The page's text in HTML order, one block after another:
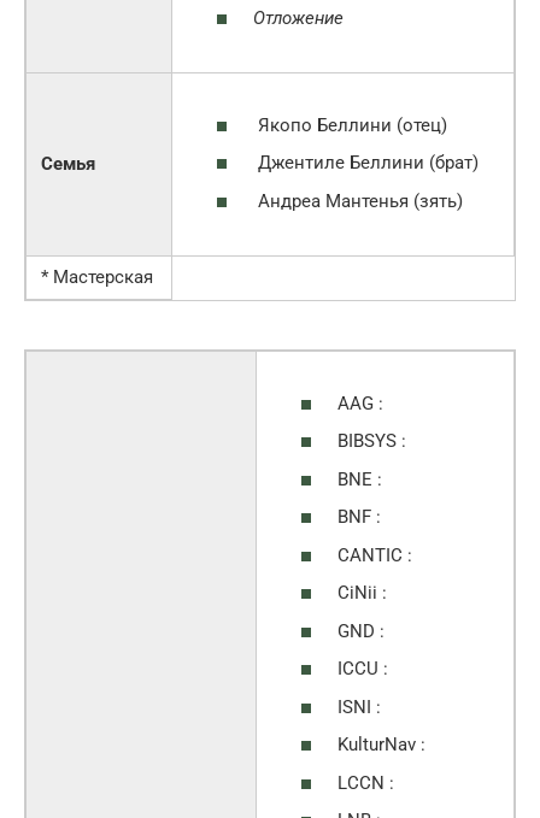
Отложение
Семья
Якопо Беллини (отец)
Джентиле Беллини (брат)
Андреа Мантенья (зять)
* Мастерская
AAG :
BIBSYS :
BNE :
BNF :
CANTIC :
CiNii :
GND :
ICCU :
ISNI :
KulturNav :
LCCN :